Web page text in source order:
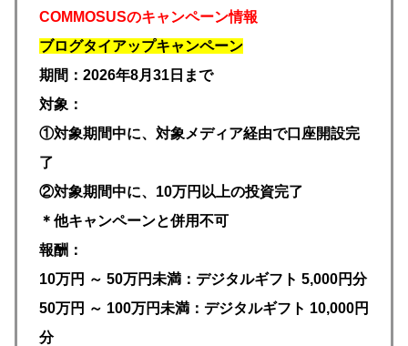
COMMOSUSのキャンペーン情報
ブログタイアップキャンペーン
期間：2026年8月31日まで
対象：
①対象期間中に、対象メディア経由で口座開設完
了
②対象期間中に、10万円以上の投資完了
＊他キャンペーンと併用不可
報酬：
10万円 ～ 50万円未満：デジタルギフト 5,000円分
50万円 ～ 100万円未満：デジタルギフト 10,000円
分